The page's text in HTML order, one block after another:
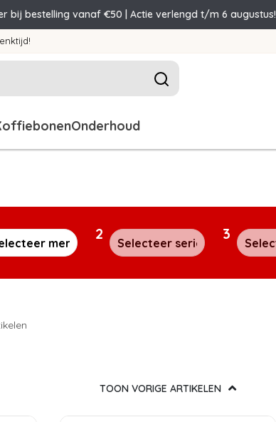
bij bestelling vanaf €50 | Actie verlengd t/m 6 augustus!
Onderhoud
2 3
TOON VORIGE ARTIKELEN